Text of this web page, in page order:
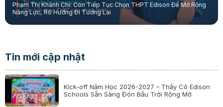
Phạm Thị Khánh Chi: Con Tiếp Tục Chọn THPT Edison Để Mở Rộng
Năng Lực, Rõ Hướng Đi Tương Lai
Tin mới cập nhật
Kick-off Năm Học 2026-2027 – Thầy Cô Edison
Schools Sẵn Sàng Đón Bầu Trời Rộng Mở